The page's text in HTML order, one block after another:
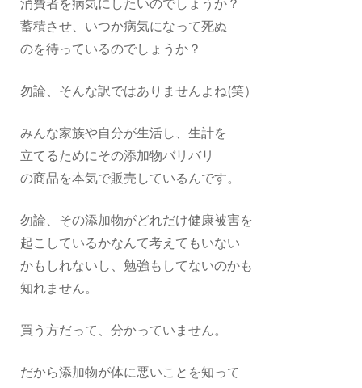
消費者を病気にしたいのでしょうか？
蓄積させ、いつか病気になって死ぬ
のを待っているのでしょうか？
勿論、そんな訳ではありませんよね(笑）
みんな家族や自分が生活し、生計を
立てるためにその添加物バリバリ
の商品を本気で販売しているんです。
勿論、その添加物がどれだけ健康被害を
起こしているかなんて考えてもいない
かもしれないし、勉強もしてないのかも
知れません。
買う方だって、分かっていません。
だから添加物が体に悪いことを知って